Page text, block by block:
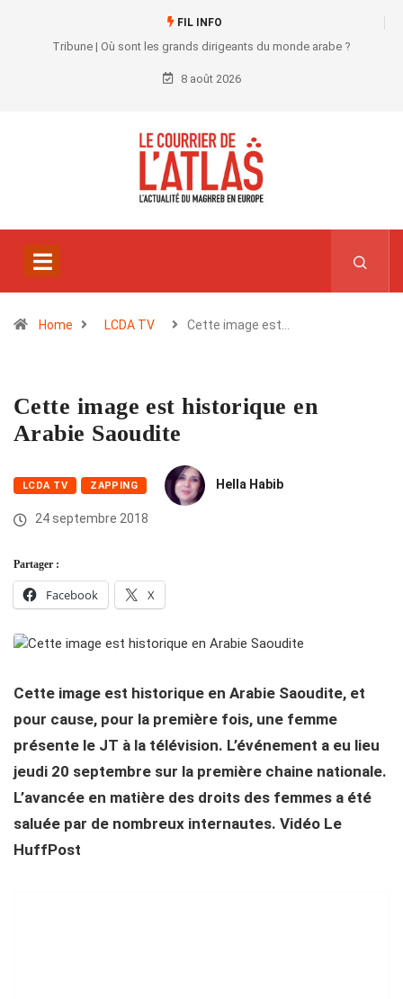
FIL INFO
Tribune | Où sont les grands dirigeants du monde arabe ?
8 août 2026
Home LCDA TV Cette image est…
Cette image est historique en
Arabie Saoudite
LCDA TV ZAPPING Hella Habib
24 septembre 2018
Partager :
Facebook X
Cette image est historique en Arabie Saoudite, et
pour cause, pour la première fois, une femme
présente le JT à la télévision. L’événement a eu lieu
jeudi 20 septembre sur la première chaine nationale.
L’avancée en matière des droits des femmes a été
saluée par de nombreux internautes. Vidéo Le
HuffPost